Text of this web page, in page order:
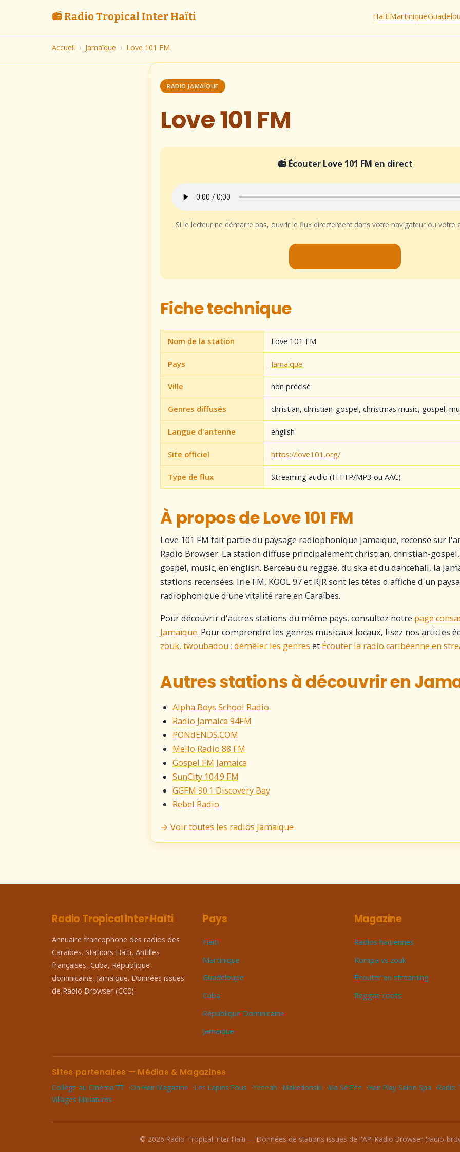
📻 Radio Tropical Inter Haïti HaïtiMartinique
Accueil › Jamaïque › Love 101 FM
RADIO JAMAÏQUE
Love 101 FM
📻 Écouter Love 101 FM en direct
Si le lecteur ne démarre pas, ouvrir le flux directement dans votre navigateur ou votre
Fiche technique
Nom de la station Love 101 FM
Pays Jamaïque
Ville non précisé
Genres diffusés christian, christian-gospel, christmas music, gospel,
Langue d'antenne english
Site officiel https://love101.org/
Type de flux Streaming audio (HTTP/MP3 ou AAC)
À propos de Love 101 FM
Love 101 FM fait partie du paysage radiophonique jamaïque, recensé sur
Radio Browser. La station diffuse principalement christian, christian-
gospel, music, en english. Berceau du reggae, du ska et du dancehall, la
stations recensées. Irie FM, KOOL 97 et RJR sont les têtes d'affiche d'un
radiophonique d'une vitalité rare en Caraïbes.
Pour découvrir d'autres stations du même pays, consultez notre page
Jamaïque. Pour comprendre les genres musicaux locaux, lisez nos articles
zouk, twoubadou : démêler les genres et Écouter la radio caribéenne en
Autres stations à découvrir en
Alpha Boys School Radio
Radio Jamaica 94FM
PONdENDS.COM
Mello Radio 88 FM
Gospel FM Jamaica
SunCity 104.9 FM
GGFM 90.1 Discovery Bay
Rebel Radio
→ Voir toutes les radios Jamaïque
Radio Tropical Inter Haïti
Annuaire francophone des radios des
Caraïbes. Stations Haïti, Antilles
françaises, Cuba, République
dominicaine, Jamaïque. Données issues
de Radio Browser (CC0).
Pays
Haïti
Martinique
Guadeloupe
Cuba
République Dominicaine
Jamaïque
Magazine
Radios haïtiennes
Kompa vs zouk
Écouter en streaming
Reggae roots
Sites partenaires — Médias & Magazines
Collège au Cinéma 77 On Hair Magazine Les Lapins Fous Yeeeah Makedonski Ma Sé Fée Hair Play Salon Spa
Radio
Villages Miniatures
© 2026 Radio Tropical Inter Haïti — Données de stations issues de l'API Radio Browser (radio-